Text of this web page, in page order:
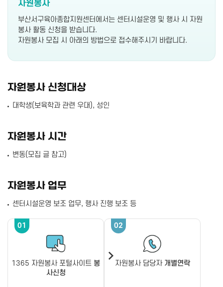
자원봉사
부산서구육아종합지원센터에서는 센터시설운영 및 행사 시 자원
봉사 활동 신청을 받습니다.
자원봉사 모집 시 아래의 방법으로 접수해주시기 바랍니다.
자원봉사 신청대상
대학생(보육학과 관련 우대), 성인
자원봉사 시간
변동(모집 글 참고)
자원봉사 업무
센터시설운영 보조 업무, 행사 진행 보조 등
01
1365 자원봉사 포털사이트 봉
사신청
02
자원봉사 담당자 개별연락